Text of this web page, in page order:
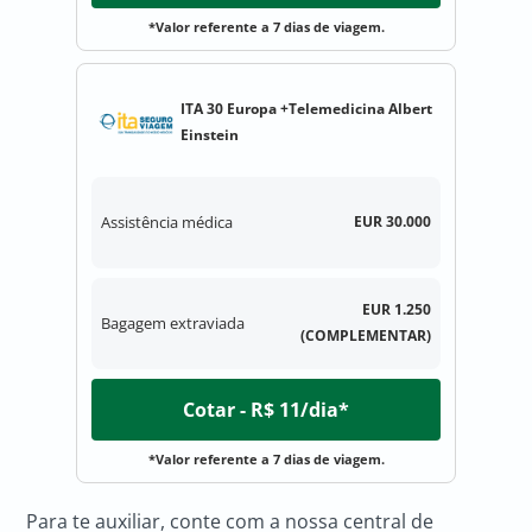
*Valor referente a 7 dias de viagem.
ITA 30 Europa +Telemedicina Albert
Einstein
Assistência médica EUR 30.000
Bagagem extraviada
EUR 1.250
(COMPLEMENTAR)
Cotar - R$ 11/dia*
*Valor referente a 7 dias de viagem.
Para te auxiliar, conte com a nossa central de